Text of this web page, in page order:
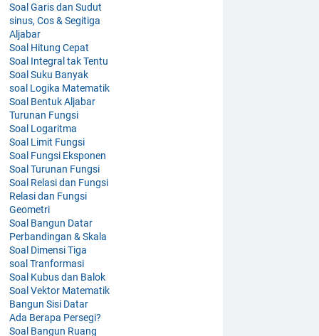
Soal Garis dan Sudut
sinus, Cos & Segitiga
Aljabar
Soal Hitung Cepat
Soal Integral tak Tentu
Soal Suku Banyak
soal Logika Matematik
Soal Bentuk Aljabar
Turunan Fungsi
Soal Logaritma
Soal Limit Fungsi
Soal Fungsi Eksponen
Soal Turunan Fungsi
Soal Relasi dan Fungsi
Relasi dan Fungsi
Geometri
Soal Bangun Datar
Perbandingan & Skala
Soal Dimensi Tiga
soal Tranformasi
Soal Kubus dan Balok
Soal Vektor Matematik
Bangun Sisi Datar
Ada Berapa Persegi?
Soal Bangun Ruang